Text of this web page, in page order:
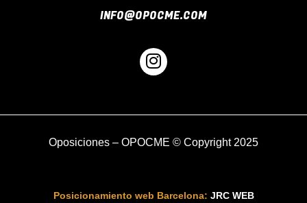
INFO@OPOCME.COM
I
n
g
m
Oposiciones – OPOCME © Copyright 2025
Posicionamiento web Barcelona: JRC WEB